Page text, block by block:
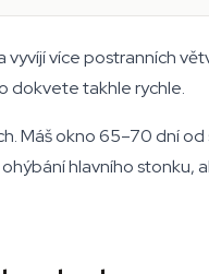
více postranních
dokvete takhle rychle.
Máš okno 65–70 dní
hlavního stonku,